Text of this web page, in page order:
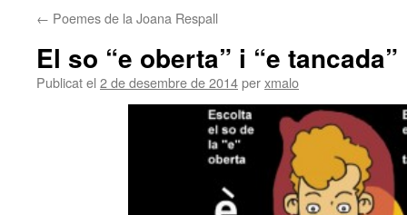
← Poemes de la Joana Respall
El so “e oberta” i “e tancada”
Publicat el 2 de desembre de 2014perxmalo